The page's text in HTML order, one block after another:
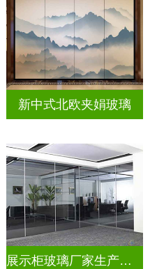
新中式北欧夹娟玻璃
展示柜玻璃厂家生产安装